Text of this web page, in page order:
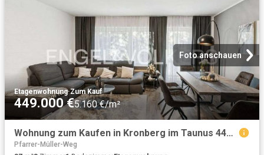
Foto anschauen
Etagenwohnung·Zum Kauf
449.000 €5.160 €/m²
Wohnung zum Kaufen in Kronberg im Taunus 449.000,00 EUR 87 m²
Pfarrer-Müller-Weg